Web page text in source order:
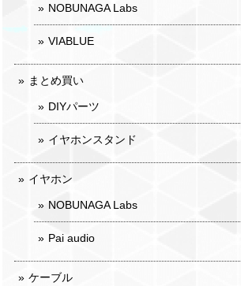
NOBUNAGA Labs
VIABLUE
まとめ買い
DIYパーツ
イヤホンスタンド
イヤホン
NOBUNAGA Labs
Pai audio
ケーブル